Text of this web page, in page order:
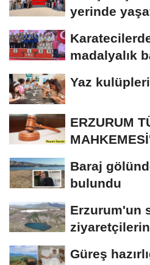
yerinde
madalyalık
Yaz
ERZURUM
Baraj
bulundu
Erzurum'un
Güreş